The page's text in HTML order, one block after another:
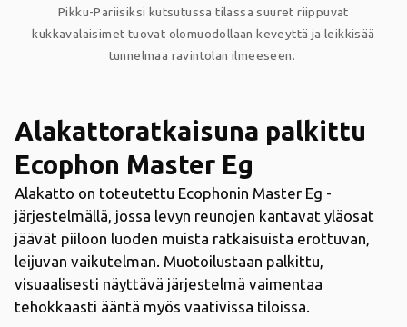
Pikku-Pariisiksi kutsutussa tilassa suuret riippuvat
kukkavalaisimet tuovat olomuodollaan keveyttä ja leikkisää
tunnelmaa ravintolan ilmeeseen.
Alakattoratkaisuna palkittu
Ecophon Master Eg
Alakatto on toteutettu Ecophonin Master Eg -
järjestelmällä, jossa levyn reunojen kantavat yläosat
jäävät piiloon luoden muista ratkaisuista erottuvan,
leijuvan vaikutelman. Muotoilustaan palkittu,
visuaalisesti näyttävä järjestelmä vaimentaa
tehokkaasti ääntä myös vaativissa tiloissa.